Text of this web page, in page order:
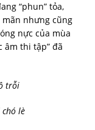
“phun” tỏa,
nhưng cũng
nực của mùa
âm thi tập” đã
trỗi
chó lè